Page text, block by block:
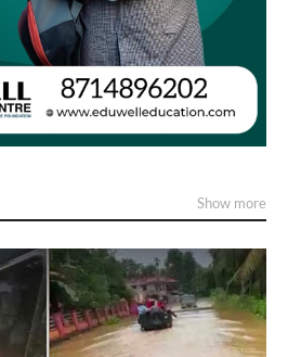
Show more